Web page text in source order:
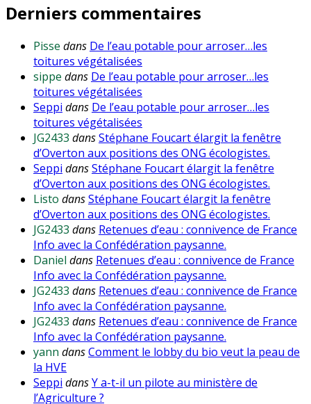
Derniers commentaires
Pisse dans De l’eau potable pour arroser…les
toitures végétalisées
sippe dans De l’eau potable pour arroser…les
toitures végétalisées
Seppi dans De l’eau potable pour arroser…les
toitures végétalisées
JG2433 dansStéphane Foucart élargit la fenêtre
d’Overton aux positions des ONG écologistes.
Seppi dansStéphane Foucart élargit la fenêtre
d’Overton aux positions des ONG écologistes.
Listo dansStéphane Foucart élargit la fenêtre
d’Overton aux positions des ONG écologistes.
JG2433 dans Retenues d’eau : connivence de France
Info avec la Confédération paysanne.
Daniel dans Retenues d’eau : connivence de France
Info avec la Confédération paysanne.
JG2433 dans Retenues d’eau : connivence de France
Info avec la Confédération paysanne.
JG2433 dans Retenues d’eau : connivence de France
Info avec la Confédération paysanne.
yann dansComment le lobby du bio veut la peau de
la HVE
Seppi dansY a-t-il un pilote au ministère de
l’Agriculture ?